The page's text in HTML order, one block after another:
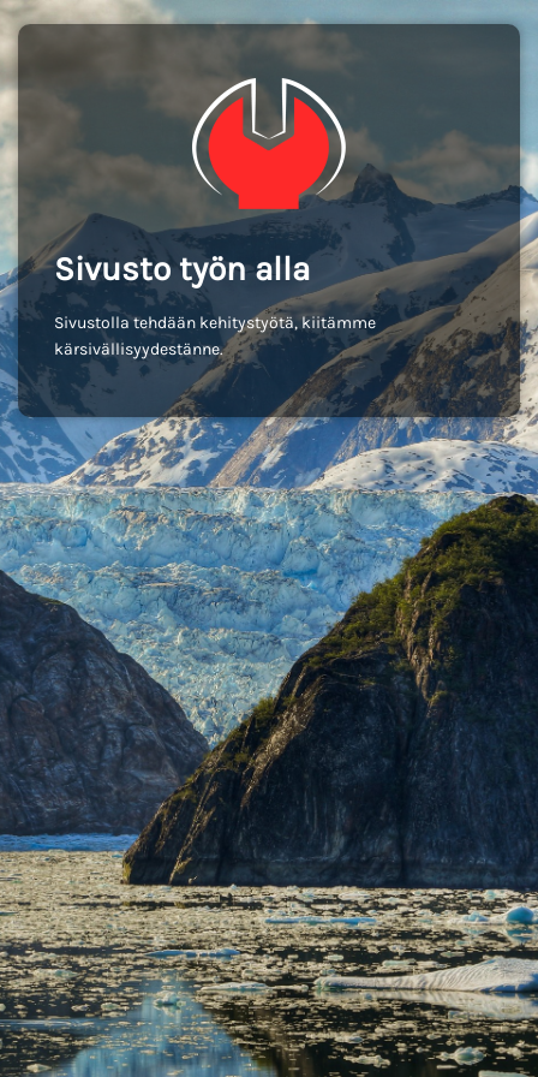
Sivusto työn alla
Sivustolla tehdään kehitystyötä, kiitämme
kärsivällisyydestänne.